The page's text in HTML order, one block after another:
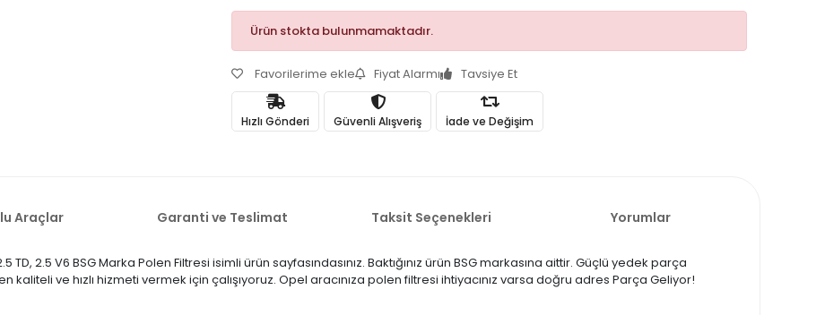
Ürün stokta bulunmamaktadır.
Favorilerime ekle Fiyat Alarmı Tavsiye Et
Hızlı Gönderi Güvenli Alışveriş İade ve Değişim
Araçlar Garanti ve Teslimat Taksit Seçenekleri Yorumlar
TD, 2.5 V6 BSG Marka Polen Filtresi isimli ürün sayfasındasınız. Baktığınız ürün BSG markasına aittir. Güçlü yedek parça
ve hızlı hizmeti vermek için çalışıyoruz. Opel aracınıza polen filtresi ihtiyacınız varsa doğru adres Parça Geliyor!